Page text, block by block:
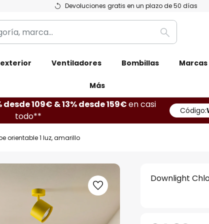
Devoluciones gratis en un plazo de 50 días
Buscar
Ventiladores Bombillas Marcas
Más
desde 109€ & 13% desde 159€en casi
todo**
Código:
orientable 1 luz, amarillo
Downlight